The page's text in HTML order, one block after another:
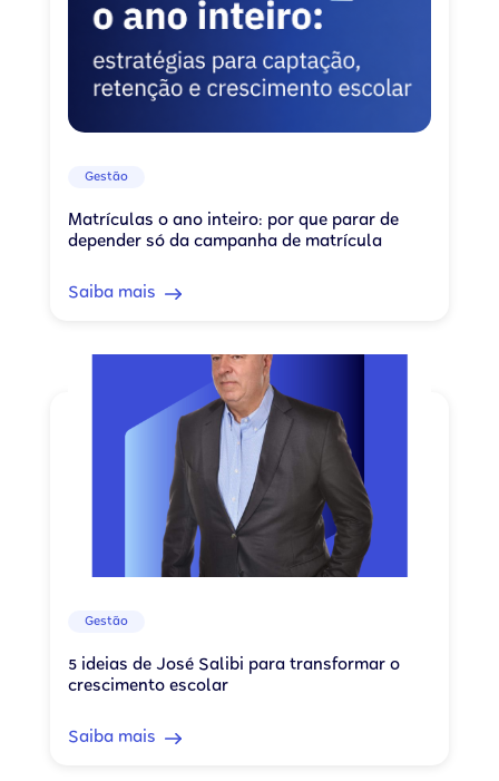
Gestão
Matrículas o ano inteiro: por que parar de
depender só da campanha de matrícula
Saiba mais
Gestão
5 ideias de José Salibi para transformar o
crescimento escolar
Saiba mais